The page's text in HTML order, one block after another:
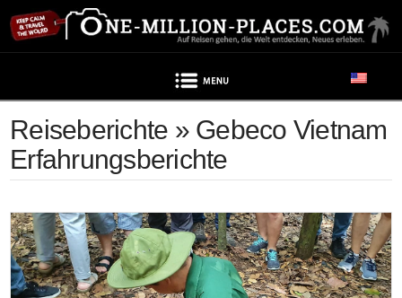
Reiseberichte » Gebeco Vietnam
Erfahrungsberichte